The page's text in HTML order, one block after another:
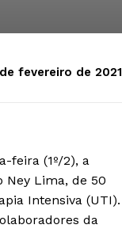
fevereiro de 2021
feira (1º/2), a
Ney Lima, de 50
Intensiva (UTI).
da